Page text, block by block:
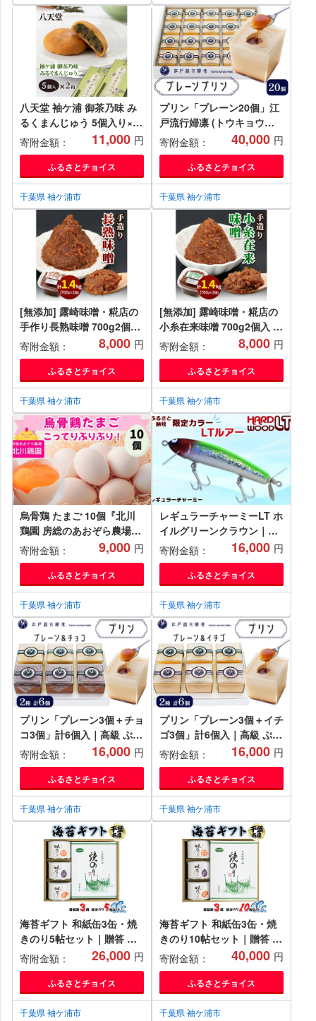
八天堂 袖ケ浦 御茶乃味 み
るくまんじゅう 5個入り×2
箱｜菓子 和菓子 饅頭 お茶
武井製茶 銘菓 ゴマ餡 贈答
プレゼント 手土産 お土産
アクアライン 房総 千葉 袖
ケ浦 [0345ch]
寄附金額： 11,000 円
ふるさとチョイス
千葉県 袖ケ浦市
プリン「プレーン20個」江
戸流行婦凛 (トウキョウハ
ヤリ プリン)｜高級 ぷりん
スイーツ ブランド卵 プリン
セスエッグ ブランド 卵 た
まご 袖ケ浦 千葉 [0210ch]
寄附金額： 40,000 円
ふるさとチョイス
千葉県 袖ケ浦市
[無添加] 露崎味噌・糀店の
手作り長熟味噌 700g2個入
計1.4kg ｜みそ 国産 大豆
米無 添加 熟成 ミソ自家製
手づくり 調味料 料理 味噌
汁 おすすめ 袖ケ浦 千葉
[0241ch]
寄附金額： 8,000 円
ふるさとチョイス
千葉県 袖ケ浦市
[無添加] 露崎味噌・糀店の
小糸在来味噌 700g2個入 計
1.4kg ｜みそ 国産 大豆 米
無 添加 熟成 ミソ自家製 手
づくり 調味料 料理 味噌汁
おすすめ 袖ケ浦 千葉
[0243ch]
寄附金額： 8,000 円
ふるさとチョイス
千葉県 袖ケ浦市
烏骨鶏 たまご 10個『北川
鶏園 房総のあおぞら農場』
｜卵 玉子 タマゴ ブランド
たまご 産みたて 新鮮 プレ
ミアム うこっけい
[0249ch]
寄附金額： 9,000 円
ふるさとチョイス
千葉県 袖ケ浦市
レギュラーチャーミーLT ホ
イルグリーンクラウン｜釣
り ルアー バス トップウォ
ーター 房総 袖ケ浦
[0253ch]
寄附金額： 16,000 円
ふるさとチョイス
千葉県 袖ケ浦市
プリン「プレーン3個＋チョ
コ3個」計6個入｜高級 ぷり
ん スイーツ ブランド卵 プ
リンセスエッグ ブランド 卵
たまご 袖ケ浦 千葉
[0212ch]
寄附金額： 16,000 円
ふるさとチョイス
千葉県 袖ケ浦市
プリン「プレーン3個＋イチ
ゴ3個」計6個入｜高級 ぷり
ん スイーツ ブランド卵 プ
リンセスエッグ ブランド 卵
たまご 袖ケ浦 千葉
[0214ch]
寄附金額： 16,000 円
ふるさとチョイス
千葉県 袖ケ浦市
海苔ギフト 和紙缶3缶・焼
きのり5帖セット｜贈答 お
歳暮 のり 海苔 房総 内房 千
葉 袖ケ浦 [0236chp]
寄附金額： 26,000 円
ふるさとチョイス
千葉県 袖ケ浦市
海苔ギフト 和紙缶3缶・焼
きのり10帖セット｜贈答 ギ
フト プレゼント お歳暮 高
級 のり 海苔 箱 房総 内房
千葉 袖ケ浦 [0118chp]
寄附金額： 40,000 円
ふるさとチョイス
千葉県 袖ケ浦市